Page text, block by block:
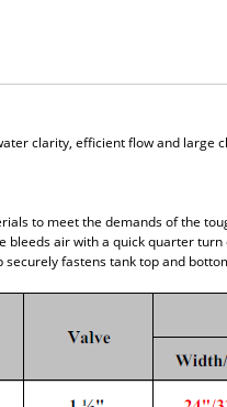
clarity, efficient flow and large
to meet the demands of the
bleeds air with a quick quarter
fastens tank top and